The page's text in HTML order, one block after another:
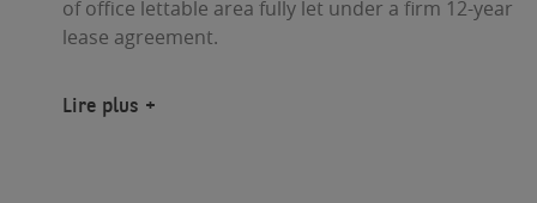
of office lettable area fully let under a firm 12-year
lease agreement.
Lire plus